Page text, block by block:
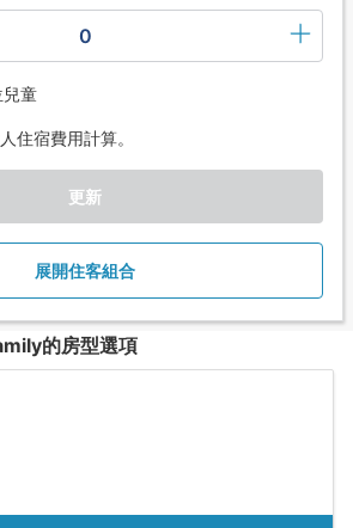
0
童
住宿費用計算。
更新
展開住客組合
的房型選項